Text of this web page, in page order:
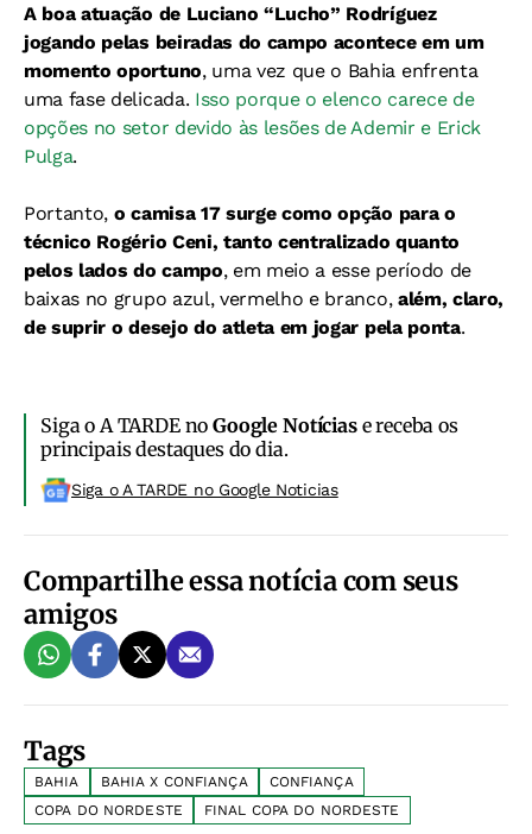
A boa atuação de Luciano “Lucho” Rodríguez
jogando pelas beiradas do campo acontece em um
momento oportuno, uma vez que o Bahia enfrenta
uma fase delicada. Isso porque o elenco carece de
opções no setor devido às lesões de Ademir e Erick
Pulga.
Portanto, o camisa 17 surge como opção para o
técnico Rogério Ceni, tanto centralizado quanto
pelos lados do campo, em meio a esse período de
baixas no grupo azul, vermelho e branco, além, claro,
de suprir o desejo do atleta em jogar pela ponta.
Siga o A TARDE noGoogle Notíciase receba os
principais destaques do dia.
Siga o A TARDE no Google Noticias
Compartilhe essa notícia com seus
amigos
Tags
BAHIA BAHIA X CONFIANÇA
CONFIANÇA
COPA DO NORDESTE
FINAL COPA DO NORDESTE